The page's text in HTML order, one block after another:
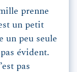
prenne
un petit
un peu seule
évident.
pas